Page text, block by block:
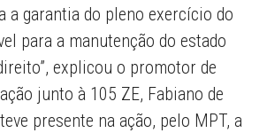
a garantia do pleno exercício do
para a manutenção do estado
explicou o promotor de
junto à 105 ZE, Fabiano de
presente na ação, pelo MPT, a